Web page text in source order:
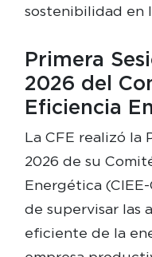
sostenibilidad en
Primera
2026 del
Eficiencia
La CFE realizó la
2026 de su
Energética
de supervisar las
eficiente de la